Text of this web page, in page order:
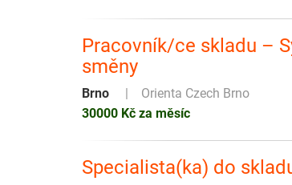
Pracovník/ce skladu –
směny
Brno
Orienta Czech Brno
30000 Kč za měsíc
Specialista(ka) do